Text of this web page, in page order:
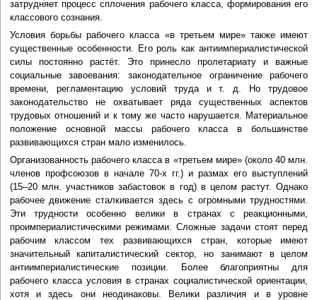
затрудняет процесс сплочения рабочего класса, формирования его
классового сознания.
Условия борьбы рабочего класса «в третьем мире» также имеют
существенные особенности. Его роль как антиимпериалистической
силы постоянно растёт. Это принесло пролетариату и важные
социальные завоевания: законодательное ограничение рабочего
времени, регламентацию условий труда и т. д. Но трудовое
законодательство не охватывает ряда существенных аспектов
трудовых отношений и к тому же часто нарушается. Материальное
положение основной массы рабочего класса в большинстве
развивающихся стран мало изменилось.
Организованность рабочего класса в «третьем мире» (около 40 млн.
членов профсоюзов в начале 70-х гг.) и размах его выступлений
(15–20 млн. участников забастовок в год) в целом растут. Однако
рабочее движение сталкивается здесь с огромными трудностями.
Эти трудности особенно велики в странах с реакционными,
проимпериалистическими режимами. Сложные задачи стоят перед
рабочим классом тех развивающихся стран, которые имеют
значительный капиталистический сектор, но занимают в целом
антиимпериалистические позиции. Более благоприятны для
рабочего класса условия в странах социалистической ориентации,
хотя и здесь они неодинаковы. Велики различия и в уровне